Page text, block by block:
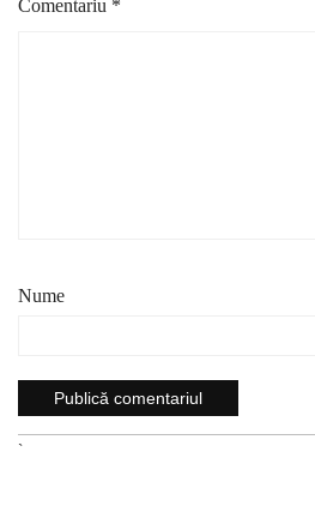
Comentariu *
Nume
`